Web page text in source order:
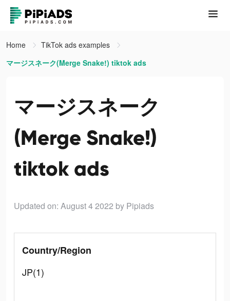
Home
TikTok ads examples
マージスネーク(Merge Snake!) tiktok ads
マージスネーク
(Merge Snake!)
tiktok ads
Updated on: August 4 2022 by Pipiads
Country/Region
JP(1)